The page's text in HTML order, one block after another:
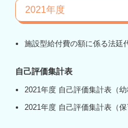
2021年度
施設型給付費の額に係る法廷
自己評価集計表
2021年度 自己評価集計表（
2021年度 自己評価集計表（